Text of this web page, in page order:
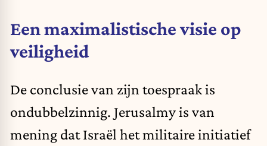
Een maximalistische visie op
veiligheid
De conclusie van zijn toespraak is
ondubbelzinnig. Jerusalmy is van
mening dat Israël het militaire initiatief